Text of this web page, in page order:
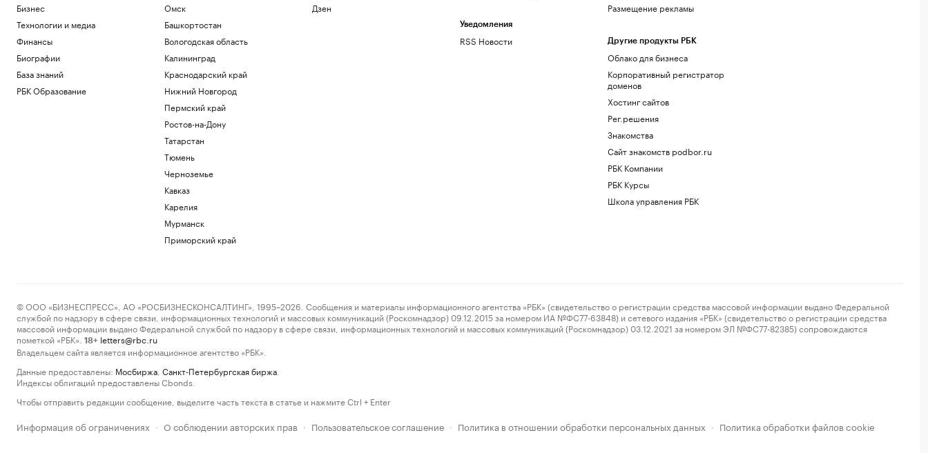
Бизнес
Технологии и медиа
Финансы
Биографии
База знаний
РБК Образование
Омск
Башкортостан
Вологодская область
Калининград
Краснодарский край
Нижний Новгород
Пермский край
Ростов-на-Дону
Татарстан
Тюмень
Черноземье
Кавказ
Карелия
Мурманск
Приморский край
Дзен
Уведомления
RSS Новости
Размещение рекламы
Другие продукты РБК
Облако для бизнеса
Корпоративный регистратор
доменов
Хостинг сайтов
Рег.решения
Знакомства
Сайт знакомств podbor.ru
РБК Компании
РБК Курсы
Школа управления РБК
© ООО «БИЗНЕСПРЕСС», АО «РОСБИЗНЕСКОНСАЛТИНГ», 1995–2026. Сообщения и материалы информационного агентства «РБК» (свидетельство о регистрации средства массовой информации выдано Федеральной
службой по надзору в сфере связи, информационных технологий и массовых коммуникаций (Роскомнадзор) 09.12.2015 за номером ИА №ФС77-63848) и сетевого издания «РБК» (свидетельство о регистрации средства
массовой информации выдано Федеральной службой по надзору в сфере связи, информационных технологий и массовых коммуникаций (Роскомнадзор) 03.12.2021 за номером ЭЛ №ФС77-82385) сопровождаются
пометкой «РБК».
18+ letters@rbc.ru
Владельцем сайта является информационное агентство «РБК».
Данные предоставлены: Мосбиржа Санкт-Петербургская биржа
Индексы облигаций предоставлены Cbonds.
Чтобы отправить редакции сообщение, выделите часть текста в статье и нажмите Ctrl + Enter
Информация об ограничениях · О соблюдении авторских прав · Пользовательское соглашение · Политика в отношении обработки персональных данных · Политика обработки файлов cookie